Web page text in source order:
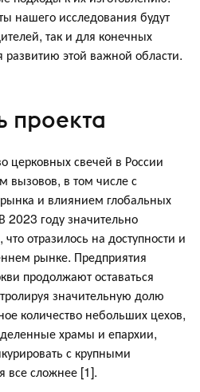
нашего исследования будут
так и для конечных
развитию этой важной области.
проекта
церковных свечей в России
вызовов, в том числе с
и влиянием глобальных
2023 году значительно
отразилось на доступности и
рынке. Предприятия
продолжают оставаться
значительную долю
количество небольших цехов,
храмы и епархии,
с крупными
все сложнее [1].